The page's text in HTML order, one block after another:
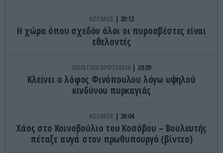
ΚΟΣΜΟΣ 20:12
Η χώρα όπου σχεδόν όλοι οι πυροσβέστες είναι
εθελοντές
ΠΟΛΙΤΙΚΗ ΠΡΟΣΤΑΣΙΑ 20:09
Κλείνει ο λόφος Φινόπουλου λόγω υψηλού
κινδύνου πυρκαγιάς
ΚΟΣΜΟΣ 20:04
Χάος στο Κοινοβούλιο του Κοσόβου – Βουλευτής
πέταξε αυγά στον πρωθυπουργό (βίντεο)